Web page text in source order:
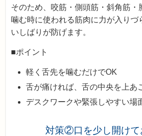
そのため、咬筋・側頭筋・斜角筋・
噛む時に使われる筋肉に力が入りづ
いしばりが防げます。
■ポイント
軽く舌先を噛むだけでOK
舌が痛ければ、舌の中央を上あ
デスクワークや緊張しやすい場
対策②口を少し開けて